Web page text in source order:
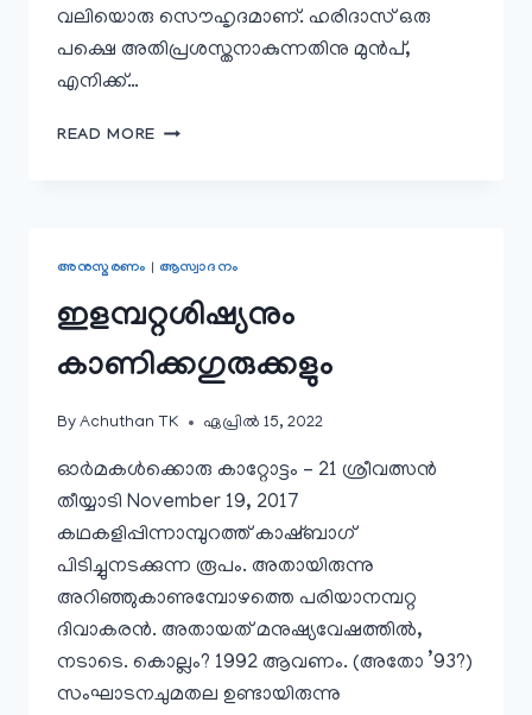
വലിയൊരു സൌഹൃദമാണ്. ഹരിദാസ് ഒരു
പക്ഷെ അതിപ്രശസ്തനാകുന്നതിനു മുൻപ്,
എനിക്ക്…
READ MORE ഉള്ളിൽ
അനുസ്മരണം ആസ്വാദനം
ഇളമ്പറ്റശിഷ്യനും
കാണിക്കഗുരുക്കളും
By Achuthan TK ഏപ്രിൽ 15, 2022
ഓർമകൾക്കൊരു കാറ്റോട്ടം – 21 ശ്രീവത്സൻ
തീയ്യാടി November 19, 2017
കഥകളിപ്പിന്നാമ്പുറത്ത് കാഷ്ബാഗ്
പിടിച്ചുനടക്കുന്ന രൂപം. അതായിരുന്നു
അറിഞ്ഞുകാണുമ്പോഴത്തെ പരിയാനമ്പറ്റ
ദിവാകരൻ. അതായത് മനുഷ്യവേഷത്തിൽ,
നടാടെ. കൊല്ലം? 1992 ആവണം. (അതോ ’93?)
സംഘാടനചുമതല ഉണ്ടായിരുന്നു